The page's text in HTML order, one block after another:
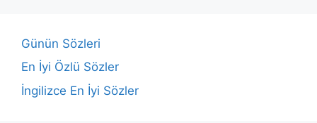
Günün Sözleri
En İyi Özlü Sözler
İngilizce En İyi Sözler